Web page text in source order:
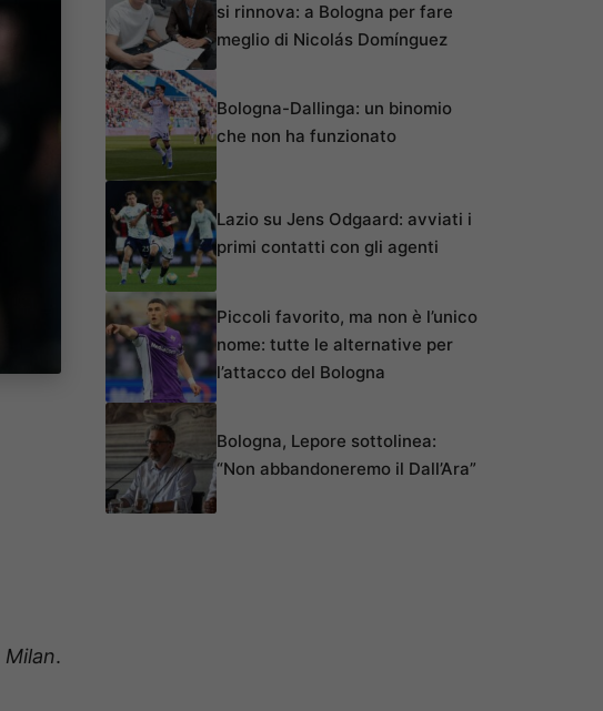
Milan.
si rinnova: a Bologna per fare
meglio di Nicolás Domínguez
Bologna-Dallinga: un binomio
che non ha funzionato
Lazio su Jens Odgaard: avviati i
primi contatti con gli agenti
Piccoli favorito, ma non è l’unico
nome: tutte le alternative per
l’attacco del Bologna
Bologna, Lepore sottolinea:
“Non abbandoneremo il Dall’Ara”